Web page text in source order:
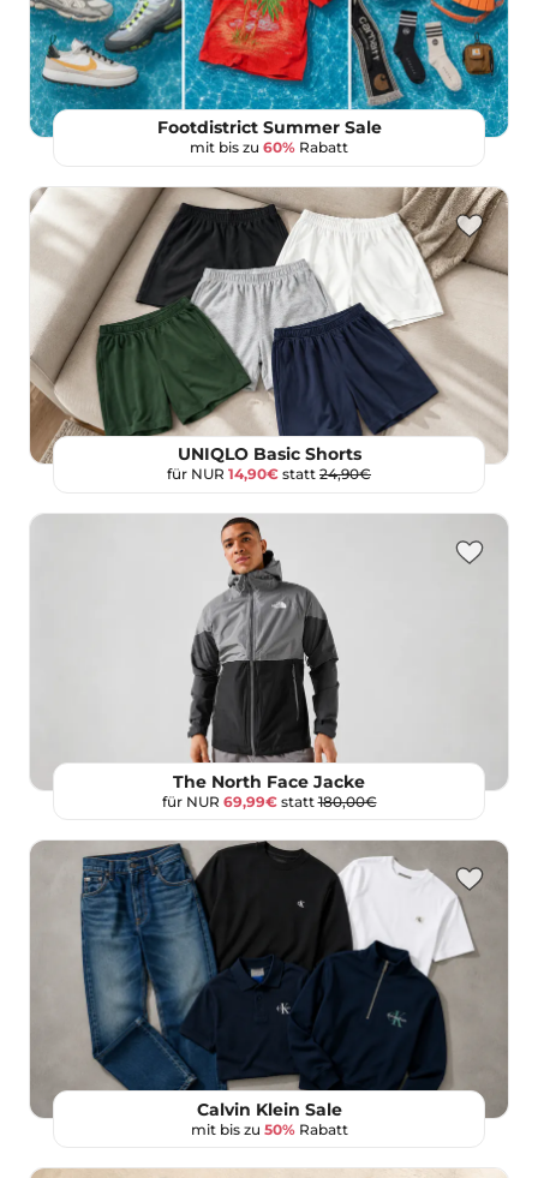
Footdistrict Summer Sale
mit bis zu 60% Rabatt
UNIQLO Basic Shorts
für NUR 14,90€ statt 24,90€
The North Face Jacke
für NUR 69,99€statt180,00€
Calvin Klein Sale
mit bis zu 50%Rabatt